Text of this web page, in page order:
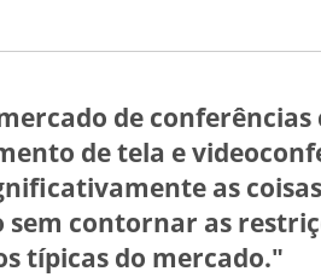
de conferências
de tela e
as
contornar as
típicas do mercado."